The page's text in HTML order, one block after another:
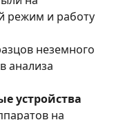
режим и работу
неземного
анализа
устройства
на